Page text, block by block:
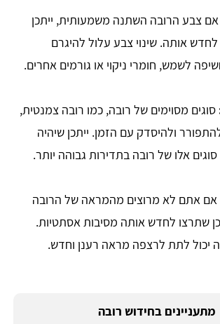
אם צבע הרובה השתנה משמעותית, ייתכן
לחדש אותה. שינוי צבע עלול להיגרם
לשמש, חומרי ניקוי או גורמים אחרים.
סוגים מסוימים של רובה, כמו רובה צמנטית,
ולהיסדק עם הזמן. ייתכן שיהיה
אלו של רובה בתדירות גבוהה יותר.
אם אתם לא מרוצים מהמראה של הרובה
שתרצו לחדש אותה מסיבות אסתטיות.
יכול לתת לרצפה מראה רענן וחדש.
מתעניינים בחידוש רובה